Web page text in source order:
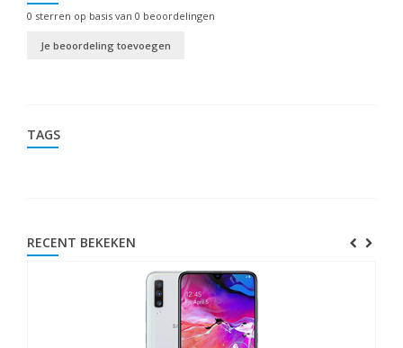
0 sterren op basis van 0 beoordelingen
Je beoordeling toevoegen
TAGS
RECENT BEKEKEN